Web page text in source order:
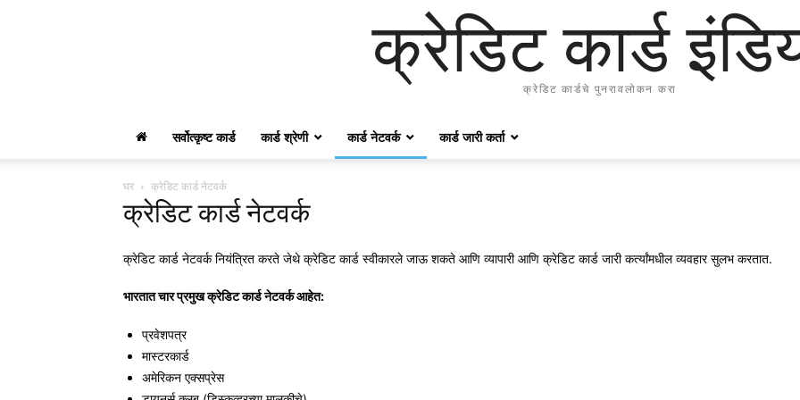
क्रेडिट कार्ड
क्रेडिट कार्डचे पुनरावलोकन करा
सर्वोत्कृष्ट कार्ड कार्ड श्रेणी कार्ड नेटवर्क कार्ड जारी कर्ता
घर क्रेडिट कार्ड नेटवर्क
क्रेडिट कार्ड नेटवर्क
क्रेडिट कार्ड नेटवर्क नियंत्रित करते जेथे क्रेडिट कार्ड स्वीकारले जाऊ शकते आणि व्यापारी आणि क्रेडिट कार्ड जारी कर्त्यांमधील व्यवहार सुलभ करतात.
भारतात चार प्रमुख क्रेडिट कार्ड नेटवर्क आहेत:
प्रवेशपत्र
मास्टरकार्ड
अमेरिकन एक्सप्रेस